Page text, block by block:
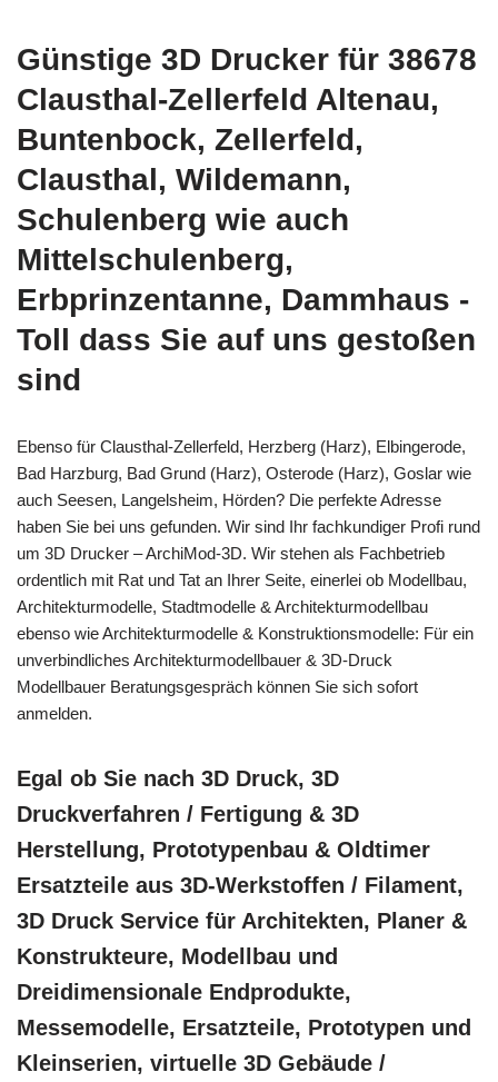
Günstige 3D Drucker für 38678
Clausthal-Zellerfeld Altenau,
Buntenbock, Zellerfeld,
Clausthal, Wildemann,
Schulenberg wie auch
Mittelschulenberg,
Erbprinzentanne, Dammhaus -
Toll dass Sie auf uns gestoßen
sind
Ebenso für Clausthal-Zellerfeld, Herzberg (Harz), Elbingerode,
Bad Harzburg, Bad Grund (Harz), Osterode (Harz), Goslar wie
auch Seesen, Langelsheim, Hörden? Die perfekte Adresse
haben Sie bei uns gefunden. Wir sind Ihr fachkundiger Profi rund
um 3D Drucker – ArchiMod-3D. Wir stehen als Fachbetrieb
ordentlich mit Rat und Tat an Ihrer Seite, einerlei ob Modellbau,
Architekturmodelle, Stadtmodelle & Architekturmodellbau
ebenso wie Architekturmodelle & Konstruktionsmodelle: Für ein
unverbindliches Architekturmodellbauer & 3D-Druck
Modellbauer Beratungsgespräch können Sie sich sofort
anmelden.
Egal ob Sie nach 3D Druck, 3D
Druckverfahren / Fertigung & 3D
Herstellung, Prototypenbau & Oldtimer
Ersatzteile aus 3D-Werkstoffen / Filament,
3D Druck Service für Architekten, Planer &
Konstrukteure, Modellbau und
Dreidimensionale Endprodukte,
Messemodelle, Ersatzteile, Prototypen und
Kleinserien, virtuelle 3D Gebäude /